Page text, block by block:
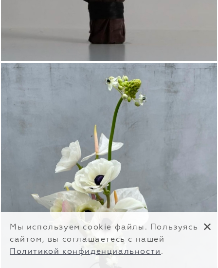
Мы используем cookie файлы. Пользуясь
сайтом, вы соглашаетесь с нашей
Политикой конфиденциальности .
✕